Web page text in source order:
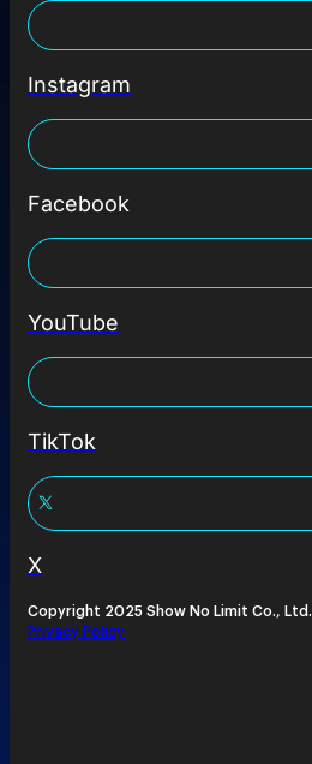
Instagram
Facebook
YouTube
TikTok
X
Copyright 2025 Show No Limit Co., Ltd.
Privacy Policy